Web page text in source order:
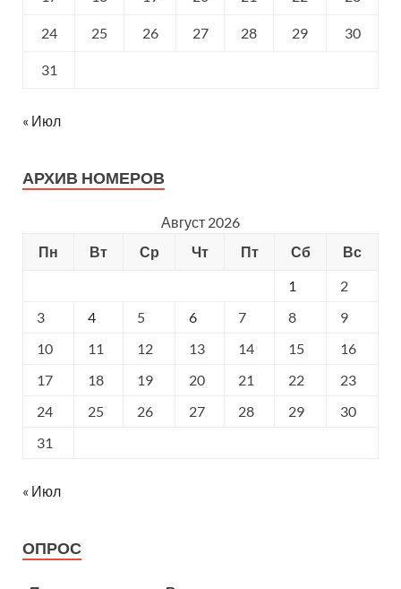
24 25 26 27 28 29 30
31
« Июл
АРХИВ НОМЕРОВ
Август 2026
Пн
Вт Ср Чт Пт Сб
Вс
1
2
3
4 5 6 7 8
9
10
11 12 13 14 15
16
17
18 19 20 21 22
23
24
25 26 27 28 29
30
31
« Июл
ОПРОС